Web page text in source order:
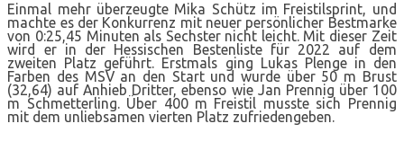
Einmal mehr überzeugte Mika Schütz im Freistilsprint, und
machte es der Konkurrenz mit neuer persönlicher Bestmarke
von 0:25,45 Minuten als Sechster nicht leicht. Mit dieser Zeit
wird er in der Hessischen Bestenliste für 2022 auf dem
zweiten Platz geführt. Erstmals ging Lukas Plenge in den
Farben des MSV an den Start und wurde über 50 m Brust
(32,64) auf Anhieb Dritter, ebenso wie Jan Prennig über 100
m Schmetterling. Über 400 m Freistil musste sich Prennig
mit dem unliebsamen vierten Platz zufriedengeben.